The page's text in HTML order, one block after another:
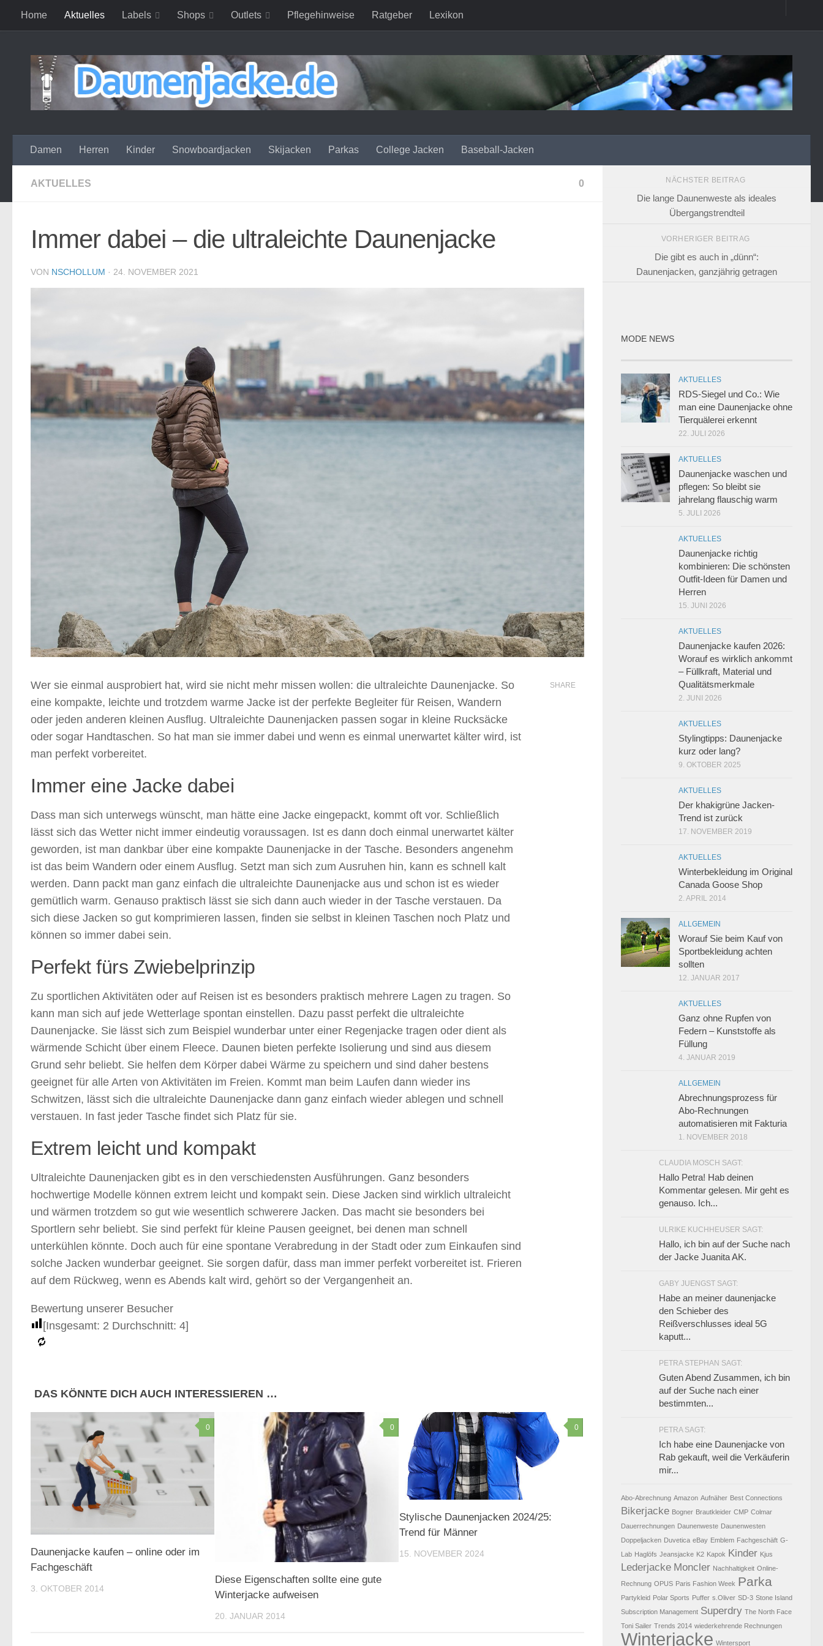
Zum Inhalt springen
Home Aktuelles Labels Shops Outlets Pflegehinweise Ratgeber Lexikon
Damen Herren Kinder Snowboardjacken Skijacken Parkas College Jacken Baseball-Jacken
AKTUELLES 0
Immer dabei – die ultraleichte Daunenjacke
VON NSCHOLLUM · 24. NOVEMBER 2021
Wer sie einmal ausprobiert hat, wird sie nicht mehr missen wollen: die ultraleichte Daunenjacke. So
eine kompakte, leichte und trotzdem warme Jacke ist der perfekte Begleiter für Reisen, Wandern
oder jeden anderen kleinen Ausflug. Ultraleichte Daunenjacken passen sogar in kleine Rucksäcke
oder sogar Handtaschen. So hat man sie immer dabei und wenn es einmal unerwartet kälter wird, ist
man perfekt vorbereitet.
Immer eine Jacke dabei
Dass man sich unterwegs wünscht, man hätte eine Jacke eingepackt, kommt oft vor. Schließlich
lässt sich das Wetter nicht immer eindeutig voraussagen. Ist es dann doch einmal unerwartet kälter
geworden, ist man dankbar über eine kompakte Daunenjacke in der Tasche. Besonders angenehm
ist das beim Wandern oder einem Ausflug. Setzt man sich zum Ausruhen hin, kann es schnell kalt
werden. Dann packt man ganz einfach die ultraleichte Daunenjacke aus und schon ist es wieder
gemütlich warm. Genauso praktisch lässt sie sich dann auch wieder in der Tasche verstauen. Da
sich diese Jacken so gut komprimieren lassen, finden sie selbst in kleinen Taschen noch Platz und
können so immer dabei sein.
Perfekt fürs Zwiebelprinzip
Zu sportlichen Aktivitäten oder auf Reisen ist es besonders praktisch mehrere Lagen zu tragen. So
kann man sich auf jede Wetterlage spontan einstellen. Dazu passt perfekt die ultraleichte
Daunenjacke. Sie lässt sich zum Beispiel wunderbar unter einer Regenjacke tragen oder dient als
wärmende Schicht über einem Fleece. Daunen bieten perfekte Isolierung und sind aus diesem
Grund sehr beliebt. Sie helfen dem Körper dabei Wärme zu speichern und sind daher bestens
geeignet für alle Arten von Aktivitäten im Freien. Kommt man beim Laufen dann wieder ins
Schwitzen, lässt sich die ultraleichte Daunenjacke dann ganz einfach wieder ablegen und schnell
verstauen. In fast jeder Tasche findet sich Platz für sie.
Extrem leicht und kompakt
Ultraleichte Daunenjacken gibt es in den verschiedensten Ausführungen. Ganz besonders
hochwertige Modelle können extrem leicht und kompakt sein. Diese Jacken sind wirklich ultraleicht
und wärmen trotzdem so gut wie wesentlich schwerere Jacken. Das macht sie besonders bei
Sportlern sehr beliebt. Sie sind perfekt für kleine Pausen geeignet, bei denen man schnell
unterkühlen könnte. Doch auch für eine spontane Verabredung in der Stadt oder zum Einkaufen sind
solche Jacken wunderbar geeignet. Sie sorgen dafür, dass man immer perfekt vorbereitet ist. Frieren
auf dem Rückweg, wenn es Abends kalt wird, gehört so der Vergangenheit an.
Bewertung unserer Besucher
[Insgesamt: 2 Durchschnitt: 4]
SHARE
DAS KÖNNTE DICH AUCH INTERESSIEREN …
0
Daunenjacke kaufen – online oder im
Fachgeschäft
3. OKTOBER 2014
0
Diese Eigenschaften sollte eine gute
Winterjacke aufweisen
20. JANUAR 2014
0
Stylische Daunenjacken 2024/25:
Trend für Männer
15. NOVEMBER 2024
NÄCHSTER BEITRAG
Die lange Daunenweste als ideales
Übergangstrendteil
VORHERIGER BEITRAG
Die gibt es auch in „dünn“:
Daunenjacken, ganzjährig getragen
MODE NEWS
AKTUELLES
RDS-Siegel und Co.: Wie
man eine Daunenjacke ohne
Tierquälerei erkennt
22. JULI 2026
AKTUELLES
Daunenjacke waschen und
pflegen: So bleibt sie
jahrelang flauschig warm
5. JULI 2026
AKTUELLES
Daunenjacke richtig
kombinieren: Die schönsten
Outfit-Ideen für Damen und
Herren
15. JUNI 2026
AKTUELLES
Daunenjacke kaufen 2026:
Worauf es wirklich ankommt
– Füllkraft, Material und
Qualitätsmerkmale
2. JUNI 2026
AKTUELLES
Stylingtipps: Daunenjacke
kurz oder lang?
9. OKTOBER 2025
AKTUELLES
Der khakigrüne Jacken-
Trend ist zurück
17. NOVEMBER 2019
AKTUELLES
Winterbekleidung im Original
Canada Goose Shop
2. APRIL 2014
ALLGEMEIN
Worauf Sie beim Kauf von
Sportbekleidung achten
sollten
12. JANUAR 2017
AKTUELLES
Ganz ohne Rupfen von
Federn – Kunststoffe als
Füllung
4. JANUAR 2019
ALLGEMEIN
Abrechnungsprozess für
Abo-Rechnungen
automatisieren mit Fakturia
1. NOVEMBER 2018
CLAUDIA MOSCH SAGT:
Hallo Petra! Hab deinen
Kommentar gelesen. Mir geht es
genauso. Ich...
ULRIKE KUCHHEUSER SAGT:
Hallo, ich bin auf der Suche nach
der Jacke Juanita AK.
GABY JUENGST SAGT:
Habe an meiner daunenjacke
den Schieber des
Reißverschlusses ideal 5G
kaputt...
PETRA STEPHAN SAGT:
Guten Abend Zusammen, ich bin
auf der Suche nach einer
bestimmten...
PETRA SAGT:
Ich habe eine Daunenjacke von
Rab gekauft, weil die Verkäuferin
mir...
Abo-Abrechnung Amazon Aufnäher Best Connections
Bikerjacke Bogner Brautkleider CMP Colmar
Dauerrechnungen Daunenweste Daunenwesten
Doppeljacken Duvetica eBay Emblem Fachgeschäft G-
Lab Haglöfs Jeansjacke K2 Kapok Kinder Kjus
Lederjacke Moncler Nachhaltigkeit Online-
Rechnung OPUS Paris Fashion Week Parka
Partykleid Polar Sports Puffer s.Oliver SD-3 Stone Island
Subscription Management Superdry The North Face
Toni Sailer Trends 2014 wiederkehrende Rechnungen
Winterjacke Wintersport